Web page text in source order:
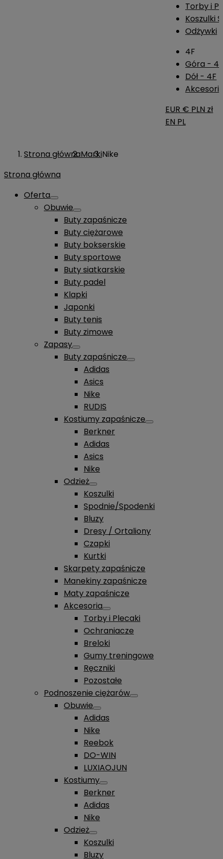
Torby i
Koszulki
Odżywki
4F
Góra -
Dół - 4F
EUR € PLN zł
EN PL
Strona głównaMarkiNike
Strona główna
Oferta
Obuwie
Buty zapaśnicze
Buty ciężarowe
Buty bokserskie
Buty sportowe
Buty siatkarskie
Buty padel
Klapki
Japonki
Buty tenis
Buty zimowe
Zapasy
Buty zapaśnicze
Adidas
Asics
Nike
RUDIS
Kostiumy zapaśnicze
Berkner
Adidas
Asics
Nike
Odzież
Koszulki
Spodnie/Spodenki
Bluzy
Dresy / Ortaliony
Czapki
Kurtki
Skarpety zapaśnicze
Manekiny zapaśnicze
Maty zapaśnicze
Akcesoria
Torby i Plecaki
Ochraniacze
Breloki
Gumy treningowe
Ręczniki
Pozostałe
Podnoszenie ciężarów
Obuwie
Adidas
Nike
Reebok
DO-WIN
LUXIAOJUN
Kostiumy
Berkner
Adidas
Nike
Odzież
Koszulki
Bluzy